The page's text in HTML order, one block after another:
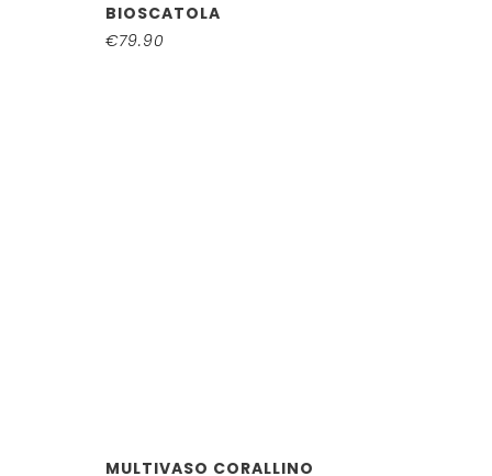
BIOSCATOLA
€79.90
MULTIVASO CORALLINO